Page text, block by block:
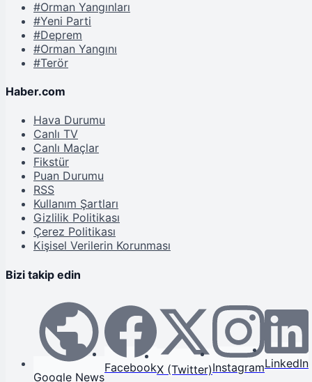
#Orman Yangınları
#Yeni Parti
#Deprem
#Orman Yangını
#Terör
Haber.com
Hava Durumu
Canlı TV
Canlı Maçlar
Fikstür
Puan Durumu
RSS
Kullanım Şartları
Gizlilik Politikası
Çerez Politikası
Kişisel Verilerin Korunması
Bizi takip edin
Google News
FacebookX (Twitter)InstagramLinkedIn